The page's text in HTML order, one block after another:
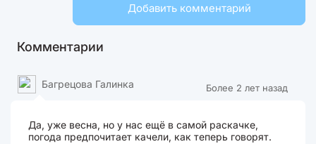
Добавить комментарий
Комментарии
Более 2 лет назад
Багрецова Галинка
Да, уже весна, но у нас ещё в самой раскачке,
погода предпочитает качели, как теперь говорят.